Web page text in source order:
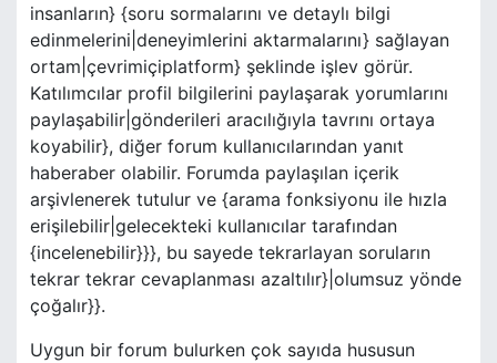
insanların} {soru sormalarını ve detaylı bilgi
edinmelerini|deneyimlerini aktarmalarını} sağlayan
ortam|çevrimiçiplatform} şeklinde işlev görür.
Katılımcılar profil bilgilerini paylaşarak yorumlarını
paylaşabilir|gönderileri aracılığıyla tavrını ortaya
koyabilir}, diğer forum kullanıcılarından yanıt
haberaber olabilir. Forumda paylaşılan içerik
arşivlenerek tutulur ve {arama fonksiyonu ile hızla
erişilebilir|gelecekteki kullanıcılar tarafından
{incelenebilir}}}, bu sayede tekrarlayan soruların
tekrar tekrar cevaplanması azaltılır}|olumsuz yönde
çoğalır}}.
Uygun bir forum bulurken çok sayıda hususun